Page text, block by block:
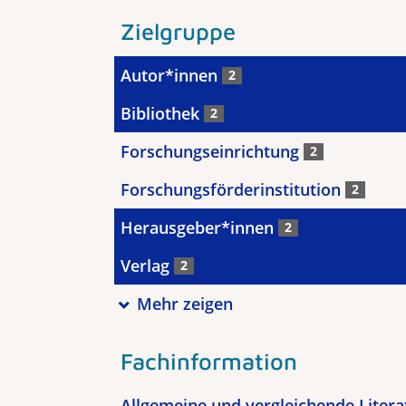
Zielgruppe
Autor*innen 2
Bibliothek 2
Forschungseinrichtung 2
Forschungsförderinstitution 2
Herausgeber*innen 2
Verlag 2
Mehr zeigen
Fachinformation